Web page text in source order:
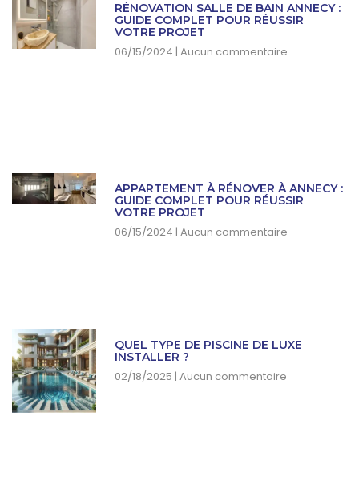
RÉNOVATION SALLE DE BAIN ANNECY :
GUIDE COMPLET POUR RÉUSSIR
VOTRE PROJET
06/15/2024 Aucun commentaire
APPARTEMENT À RÉNOVER À ANNECY :
GUIDE COMPLET POUR RÉUSSIR
VOTRE PROJET
06/15/2024 Aucun commentaire
QUEL TYPE DE PISCINE DE LUXE
INSTALLER ?
02/18/2025 Aucun commentaire